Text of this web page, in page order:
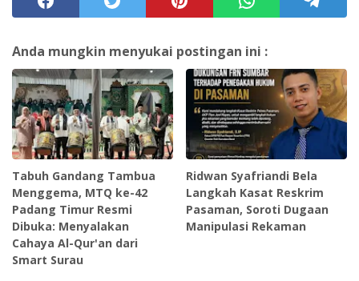
Anda mungkin menyukai postingan ini :
Tabuh Gandang Tambua
Menggema, MTQ ke-42
Padang Timur Resmi
Dibuka: Menyalakan
Cahaya Al-Qur'an dari
Smart Surau
Ridwan Syafriandi Bela
Langkah Kasat Reskrim
Pasaman, Soroti Dugaan
Manipulasi Rekaman